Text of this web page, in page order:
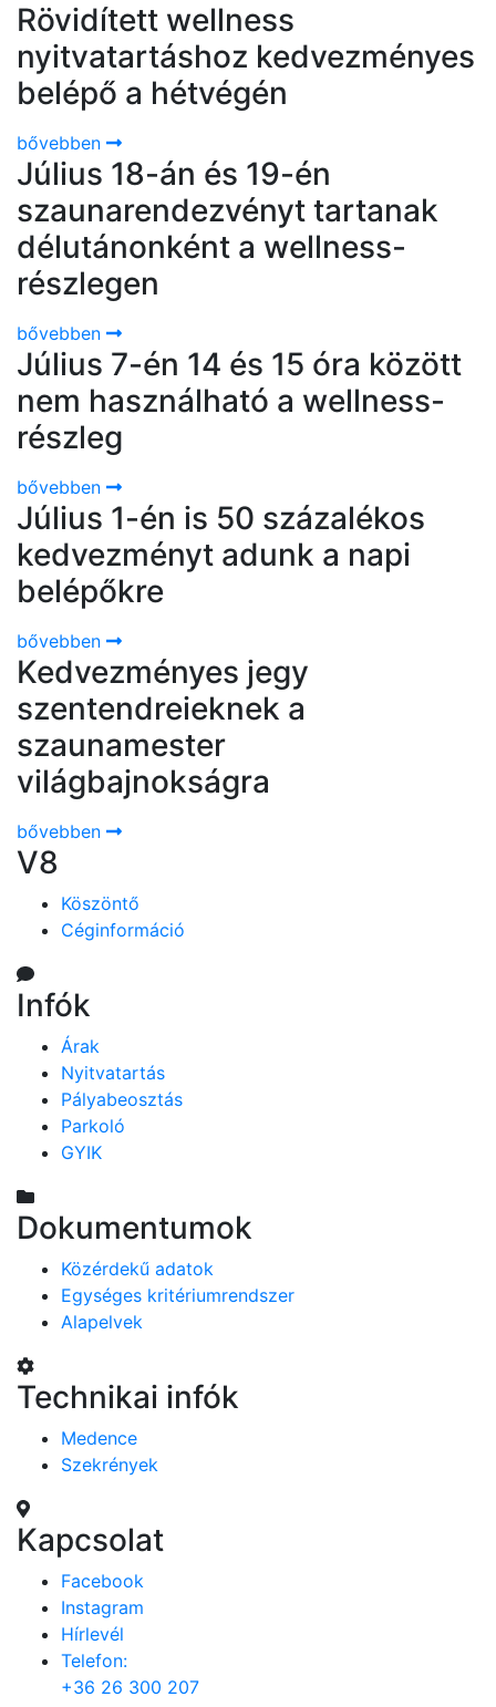
Rövidített wellness
nyitvatartáshoz kedvezményes
belépő a hétvégén
bővebben
Július 18-án és 19-én
szaunarendezvényt tartanak
délutánonként a wellness-
részlegen
bővebben
Július 7-én 14 és 15 óra között
nem használható a wellness-
részleg
bővebben
Július 1-én is 50 százalékos
kedvezményt adunk a napi
belépőkre
bővebben
Kedvezményes jegy
szentendreieknek a
szaunamester
világbajnokságra
bővebben
V8
Köszöntő
Céginformáció
Infók
Árak
Nyitvatartás
Pályabeosztás
Parkoló
GYIK
Dokumentumok
Közérdekű adatok
Egységes kritériumrendszer
Alapelvek
Technikai infók
Medence
Szekrények
Kapcsolat
Facebook
Instagram
Hírlevél
Telefon:
+36 26 300 207